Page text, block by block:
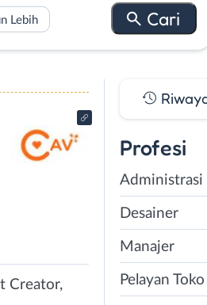
Lebih
Creator,
Profesi
Administrasi
Desainer
Manajer
Pelayan Toko